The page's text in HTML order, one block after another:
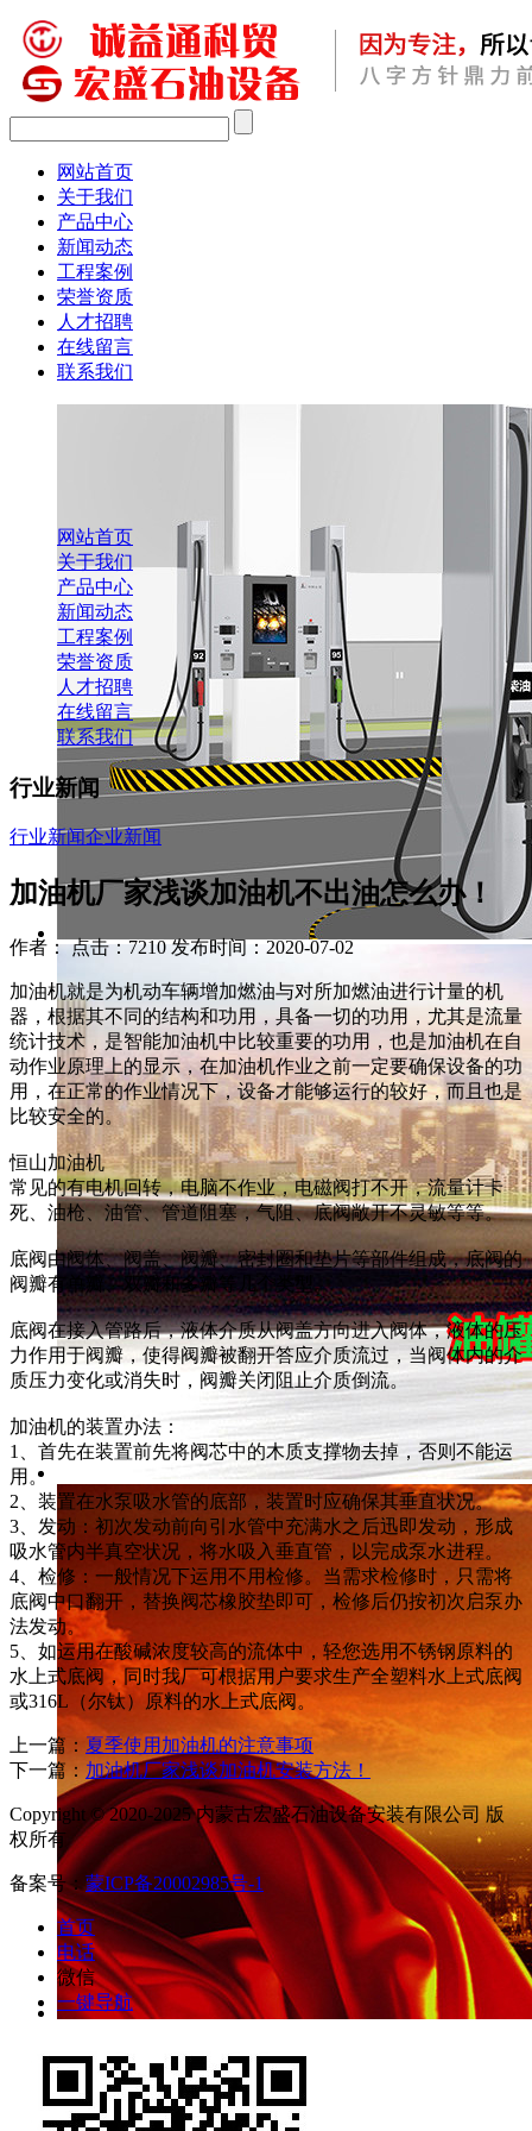
网站首页
关于我们
产品中心
新闻动态
工程案例
荣誉资质
人才招聘
在线留言
联系我们
网站首页
关于我们
产品中心
新闻动态
工程案例
荣誉资质
人才招聘
在线留言
联系我们
行业新闻
行业新闻企业新闻
加油机厂家浅谈加油机不出油怎么办！
作者： 点击：7210 发布时间：2020-07-02
加油机就是为机动车辆增加燃油与对所加燃油进行计量的机
器，根据其不同的结构和功用，具备一切的功用，尤其是流量
统计技术，是智能加油机中比较重要的功用，也是加油机在自
动作业原理上的显示，在加油机作业之前一定要确保设备的功
用，在正常的作业情况下，设备才能够运行的较好，而且也是
比较安全的。
恒山加油机
常见的有电机回转，电脑不作业，电磁阀打不开，流量计卡
死、油枪、油管、管道阻塞，气阻、底阀敞开不灵敏等等。
底阀由阀体、阀盖、阀瓣、密封圈和垫片等部件组成，底阀的
阀瓣有单瓣、双瓣和多瓣等几个类型。
底阀在接入管路后，液体介质从阀盖方向进入阀体，液体的压
力作用于阀瓣，使得阀瓣被翻开答应介质流过，当阀体内的介
质压力变化或消失时，阀瓣关闭阻止介质倒流。
加油机的装置办法：
1、首先在装置前先将阀芯中的木质支撑物去掉，否则不能运
用。
2、装置在水泵吸水管的底部，装置时应确保其垂直状况。
3、发动：初次发动前向引水管中充满水之后迅即发动，形成
吸水管内半真空状况，将水吸入垂直管，以完成泵水进程。
4、检修：一般情况下运用不用检修。当需求检修时，只需将
底阀中口翻开，替换阀芯橡胶垫即可，检修后仍按初次启泵办
法发动。
5、如运用在酸碱浓度较高的流体中，轻您选用不锈钢原料的
水上式底阀，同时我厂可根据用户要求生产全塑料水上式底阀
或316L（尔钛）原料的水上式底阀。
上一篇： 夏季使用加油机的注意事项
下一篇： 加油机厂家浅谈加油机安装方法！
Copyright © 2020-2025 内蒙古宏盛石油设备安装有限公司 版
权所有
备案号：蒙ICP备20002985号-1
首页
电话
微信
一键导航